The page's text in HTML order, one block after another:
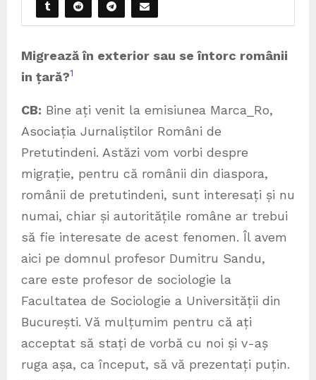
Migrează în exterior sau se întorc românii
in țară?1
CB: Bine ați venit la emisiunea Marca_Ro,
Asociația Jurnaliștilor Români de
Pretutindeni. Astăzi vom vorbi despre
migrație, pentru că românii din diaspora,
românii de pretutindeni, sunt interesați și nu
numai, chiar și autoritățile române ar trebui
să fie interesate de acest fenomen. Îl avem
aici pe domnul profesor Dumitru Sandu,
care este profesor de sociologie la
Facultatea de Sociologie a Universității din
București. Vă mulțumim pentru că ați
acceptat să stați de vorbă cu noi și v-aș
ruga așa, ca început, să vă prezentați puțin.